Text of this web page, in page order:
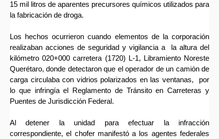
15 mil litros de aparentes precursores químicos utilizados para
la fabricación de droga.
Los hechos ocurrieron cuando elementos de la corporación
realizaban acciones de seguridad y vigilancia a la altura del
kilómetro 020+000 carretera (1720) L-1, Libramiento Noreste
Querétaro, donde detectaron que el operador de un camión de
carga circulaba con vidrios polarizados en las ventanas, por
lo que infringía el Reglamento de Tránsito en Carreteras y
Puentes de Jurisdicción Federal.
Al detener la unidad para efectuar la infracción
correspondiente, el chofer manifestó a los agentes federales